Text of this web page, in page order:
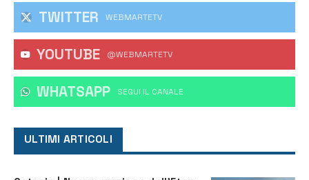
TWITTER WEBMARTETV
YOUTUBE @WEBMARTETV
WHATSAPP ‎SEGUI IL CANALE
ULTIMI ARTICOLI